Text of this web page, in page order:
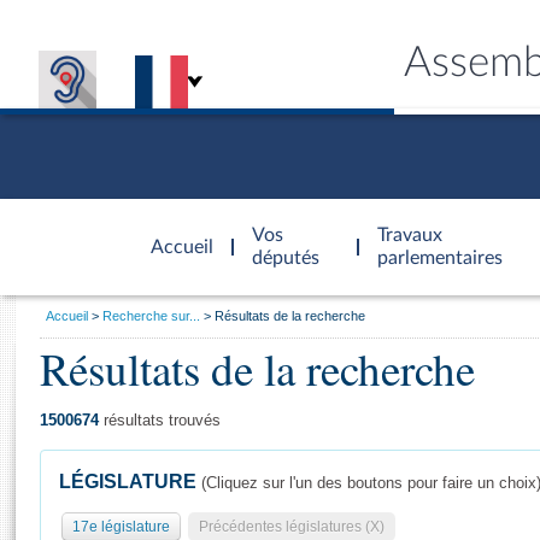
Accueil
d'accueil
Vos
députés
Travaux
parlementaires
Général
Vous
Accueil Recherche sur... Résultats de la recherche
Résultats de la recherche
1500674résultats trouvés
LÉGISLATURE (Cliquez sur l'un des boutons pour faire un choix)
17e législature Précédentes législatures (X)